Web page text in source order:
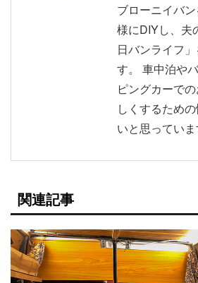
ブローニイバ
様にDIYし、夫
日バンライフ
す。 車中泊や
ピングカーで
しくするため
いと思っていま
関連記事